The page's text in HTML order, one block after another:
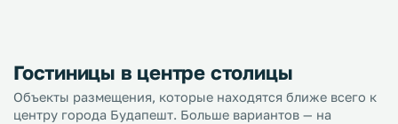
Гостиницы в центре столицы
Объекты размещения, которые находятся ближе всего к
центру города Будапешт. Больше вариантов — на